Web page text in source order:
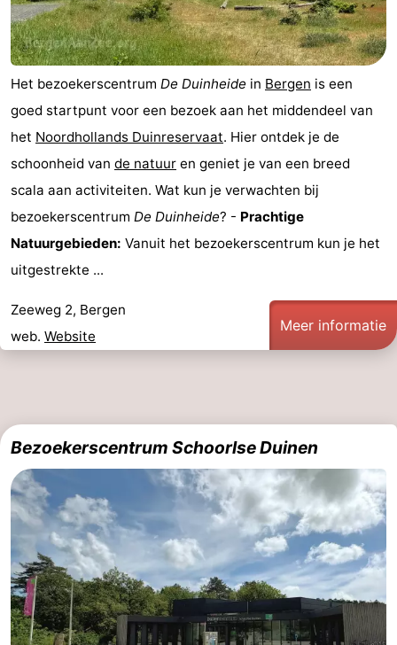
Het bezoekerscentrum De Duinheide in Bergen is een
goed startpunt voor een bezoek aan het middendeel van
het Noordhollands Duinreservaat. Hier ontdek je de
schoonheid van de natuur en geniet je van een breed
scala aan activiteiten. Wat kun je verwachten bij
bezoekerscentrum De Duinheide? - Prachtige
Natuurgebieden: Vanuit het bezoekerscentrum kun je het
uitgestrekte ...
Zeeweg 2, Bergen
web. Website
Meer informatie
Bezoekerscentrum Schoorlse Duinen